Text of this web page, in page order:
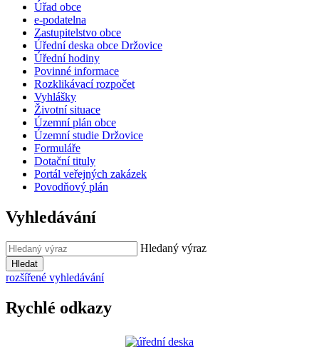
Úřad obce
e-podatelna
Zastupitelstvo obce
Úřední deska obce Držovice
Úřední hodiny
Povinné informace
Rozklikávací rozpočet
Vyhlášky
Životní situace
Územní plán obce
Územní studie Držovice
Formuláře
Dotační tituly
Portál veřejných zakázek
Povodňový plán
Vyhledávání
Hledaný výraz
Hledat
rozšířené vyhledávání
Rychlé odkazy